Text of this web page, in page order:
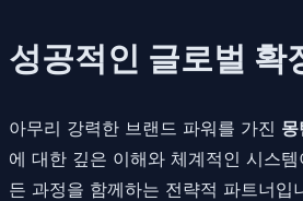
성공적인 글로벌
아무리 강력한 브랜드 파워를 가진 몽
에 대한 깊은 이해와 체계적인 시스
든 과정을 함께하는 전략적 파트너입